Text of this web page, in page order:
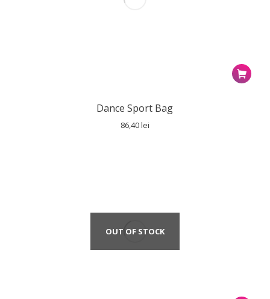
Dance Sport Bag
86,40lei
OUT OF STOCK